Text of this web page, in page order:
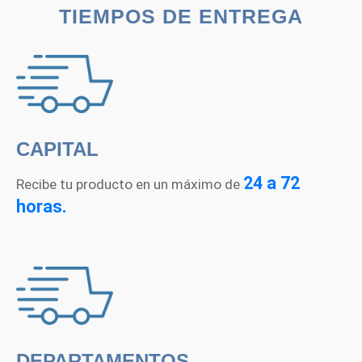
TIEMPOS DE ENTREGA
CAPITAL
Recibe tu producto en un máximo de 24 a 72
horas.